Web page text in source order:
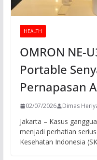
HEALTH
OMRON NE-
Portable
Pernapasan
02/07/2026 Dimas
Jakarta – Kasus
menjadi perhatian
Kesehatan Indonesia